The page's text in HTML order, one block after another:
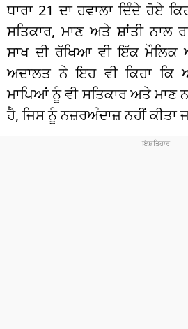
ਧਾਰਾ 21 ਦਾ ਹਵਾਲਾ ਦਿੰਦੇ ਹੋਏ
ਸਤਿਕਾਰ, ਮਾਣ ਅਤੇ ਸ਼ਾਂਤੀ ਨਾਲ
ਸਾਖ ਦੀ ਰੱਖਿਆ ਵੀ ਇੱਕ ਮੌਲਿਕ
ਅਦਾਲਤ ਨੇ ਇਹ ਵੀ ਕਿਹਾ ਕਿ
ਮਾਪਿਆਂ ਨੂੰ ਵੀ ਸਤਿਕਾਰ ਅਤੇ ਮਾਣ
ਹੈ, ਜਿਸ ਨੂੰ ਨਜ਼ਰਅੰਦਾਜ਼ ਨਹੀਂ ਕੀਤਾ